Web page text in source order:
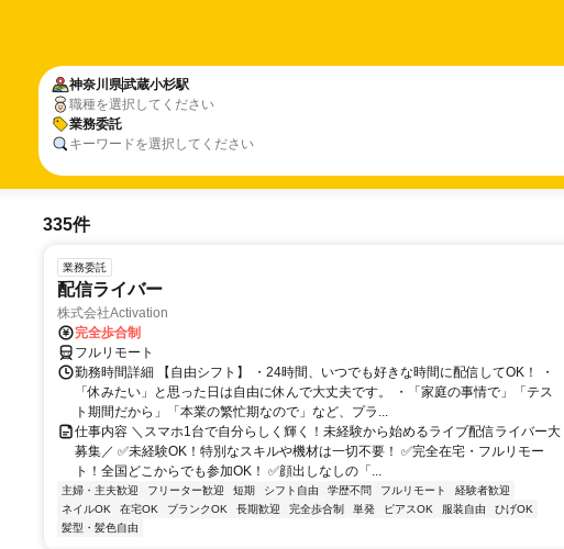
神奈川県武蔵小杉駅
職種を選択してください
業務委託
キーワードを選択してください
335件
業務委託
配信ライバー
株式会社Activation
完全歩合制
フルリモート
勤務時間詳細 【自由シフト】 ・24時間、いつでも好きな時間に配信してOK！ ・
「休みたい」と思った日は自由に休んで大丈夫です。 ・「家庭の事情で」「テス
ト期間だから」「本業の繁忙期なので」など、プラ...
仕事内容 ＼スマホ1台で自分らしく輝く！未経験から始めるライブ配信ライバー大
募集／ ✅未経験OK！特別なスキルや機材は一切不要！ ✅完全在宅・フルリモー
ト！全国どこからでも参加OK！ ✅顔出しなしの「...
主婦・主夫歓迎 フリーター歓迎 短期 シフト自由 学歴不問 フルリモート
経験者歓迎
ネイルOK
在宅OK ブランクOK 長期歓迎 完全歩合制 単発 ピアスOK 服装自由
ひげOK
髪型・髪色自由